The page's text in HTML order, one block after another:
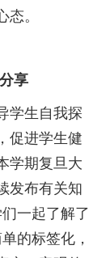
。
享
生自我探
促进学生健
学期复旦大
发布有关知
一起了解了
的标签化，